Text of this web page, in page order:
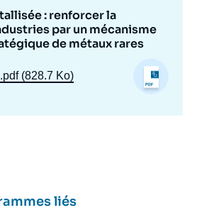
: renforcer la
par un mécanisme
de métaux rares
.pdf (828.7 Ko)
liés